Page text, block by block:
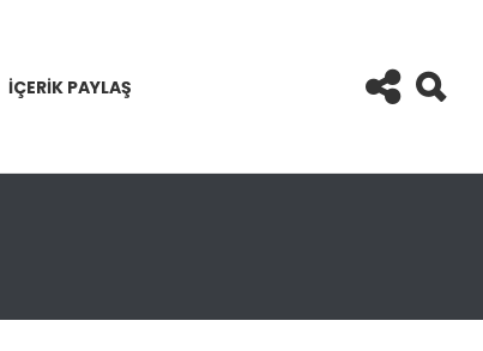
İÇERIK PAYLAŞ